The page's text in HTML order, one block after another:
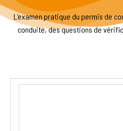
L’examen pratique du permis de
conduite, des questions de